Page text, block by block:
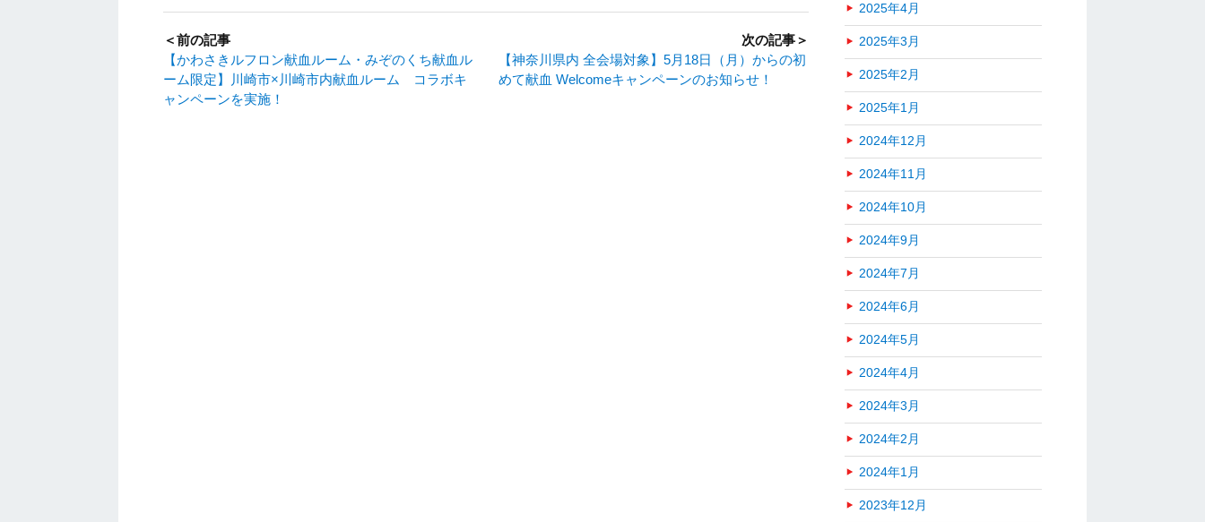
＜前の記事
【かわさきルフロン献血ルーム・みぞのくち献血ル
ーム限定】川崎市×川崎市内献血ルーム コラボキ
ャンペーンを実施！
次の記事＞
【神奈川県内 全会場対象】5月18日（月）からの初
めて献血 Welcomeキャンペーンのお知らせ！
2025年4月
2025年3月
2025年2月
2025年1月
2024年12月
2024年11月
2024年10月
2024年9月
2024年7月
2024年6月
2024年5月
2024年4月
2024年3月
2024年2月
2024年1月
2023年12月